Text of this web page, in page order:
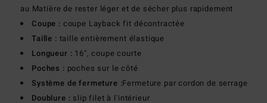
au Matière de rester léger et de sécher plus rapidement
Coupe : coupe Layback fit décontractée
Taille : taille entièrement élastique
Longueur : 16", coupe courte
Poches : poches sur le côté
Système de fermeture :Fermeture par cordon de serrage
Doublure : slip filet à l'intérieur